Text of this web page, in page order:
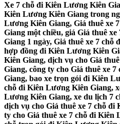
Xe 7 chỗ đi Kiên Lương Kiên
Kiên Lương Kiên Giang trong
Lương Kiên Giang, Giá thuê xe
Giang một chiều, giá Giá thuê
Giang 1 ngày, Giá thuê xe 7
hợp đồng đi Kiên Lương Kiên
Kiên Giang, dịch vụ cho Giá
Giang, công ty cho Giá thuê xe
Giang, bao xe trọn gói đi Kiên
chỗ đi Kiên Lương Kiên Giang,
Lương Kiên Giang, xe du lịch 7
dịch vụ cho Giá thuê xe 7 chỗ
ty cho Giá thuê xe 7 chỗ đi Kiên